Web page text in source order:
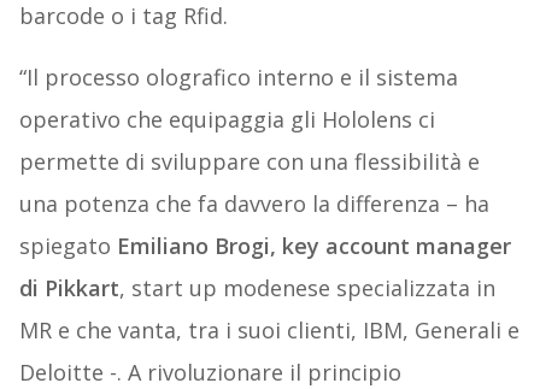
barcode o i tag Rfid.
“Il processo olografico interno e il sistema
operativo che equipaggia gli Hololens ci
permette di sviluppare con una flessibilità e
una potenza che fa davvero la differenza – ha
spiegato Emiliano Brogi, key account manager
di Pikkart, start up modenese specializzata in
MR e che vanta, tra i suoi clienti, IBM, Generali e
Deloitte -. A rivoluzionare il principio